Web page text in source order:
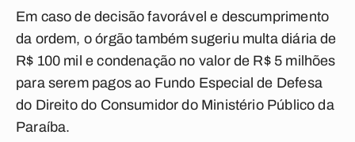
Em caso de decisão favorável e descumprimento
da ordem, o órgão também sugeriu multa diária de
R$ 100 mil e condenação no valor de R$ 5 milhões
para serem pagos ao Fundo Especial de Defesa
do Direito do Consumidor do Ministério Público da
Paraíba.